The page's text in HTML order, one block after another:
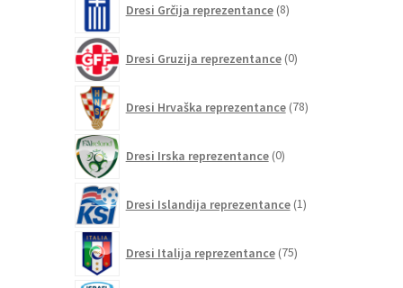
Dresi Grčija reprezentance 8izdelkov
Dresi Gruzija reprezentance 0izdelkov
Dresi Hrvaška reprezentance 78izdelkov
Dresi Irska reprezentance 0izdelkov
Dresi Islandija reprezentance 1izdelek
Dresi Italija reprezentance 75izdelkov